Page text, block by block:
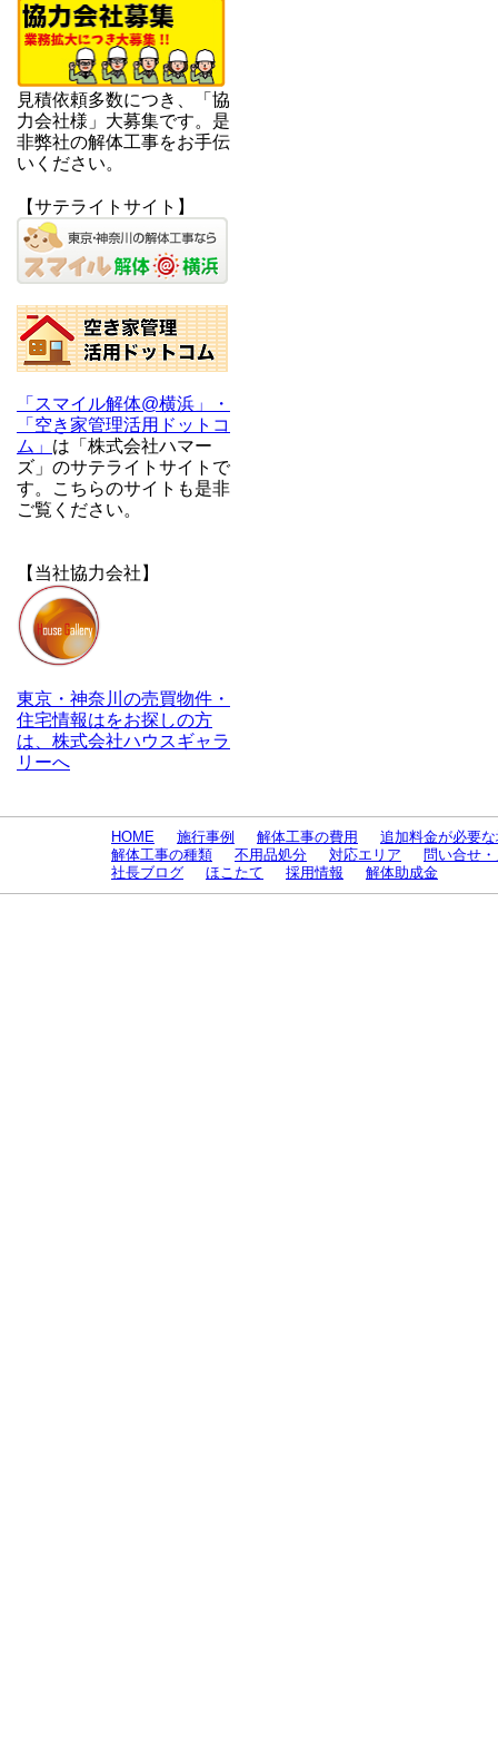
見積依頼多数につき、「協
力会社様」大募集です。是
非弊社の解体工事をお手伝
いください。
【サテライトサイト】
「スマイル解体@横浜」・
「空き家管理活用ドットコ
ム」 は「株式会社ハマー
ズ」のサテライトサイトで
す。こちらのサイトも是非
ご覧ください。
【当社協力会社】
東京・神奈川の売買物件・
住宅情報はをお探しの方
は、株式会社ハウスギャラ
リーへ
HOME 施行事例 解体工事の費用
追加料金が必要
解体工事の種類
不用品処分 対応エリア
問い合せ
社長ブログ
ほこたて 採用情報 解体助成金